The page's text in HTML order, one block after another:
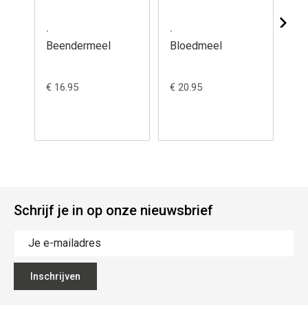
.
Beendermeel
€ 16.95
.
Bloedmeel
€ 20.95
Schrijf je in op onze nieuwsbrief
Inschrijven